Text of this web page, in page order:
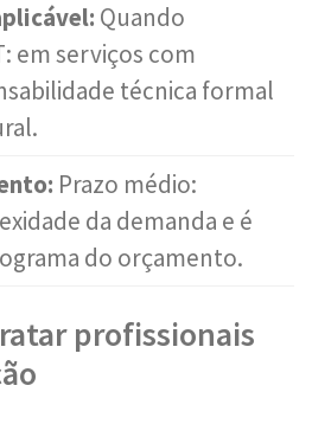
Quando
em serviços com
técnica formal
Prazo médio:
da demanda e é
do orçamento.
profissionais